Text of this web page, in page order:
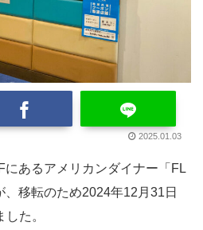
2025.01.03
あるアメリカンダイナー「FL
移転のため2024年12月31日
た。